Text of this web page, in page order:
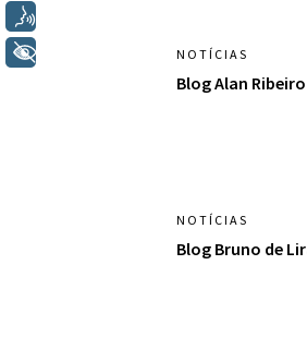
NOTÍCIAS
Blog Alan Ribeiro
NOTÍCIAS
Blog Bruno de
+ Acessibilidade